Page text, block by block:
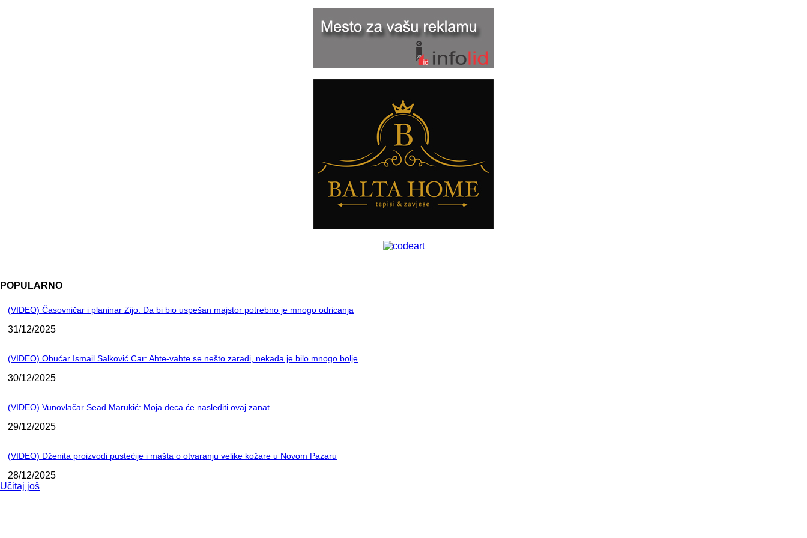
POPULARNO
(VIDEO) Časovničar i planinar Zijo: Da bi bio uspešan majstor potrebno je mnogo odricanja
31/12/2025
(VIDEO) Obućar Ismail Salković Car: Ahte-vahte se nešto zaradi, nekada je bilo mnogo bolje
30/12/2025
(VIDEO) Vunovlačar Sead Marukić: Moja deca će naslediti ovaj zanat
29/12/2025
(VIDEO) Dženita proizvodi pustećije i mašta o otvaranju velike kožare u Novom Pazaru
28/12/2025
Učitaj još